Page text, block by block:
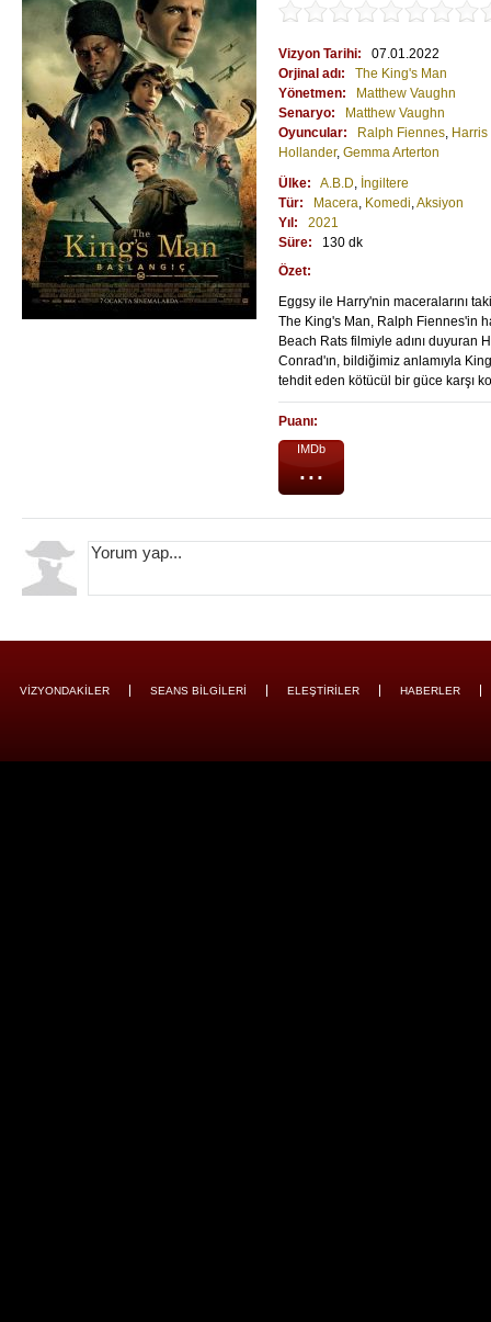
Vizyon Tarihi:
07.01.2022
Orjinal adı:
The King's Man
Yönetmen:
Matthew Vaughn
Senaryo:
Matthew Vaughn
Oyuncular:
Ralph Fiennes,
Hollander, Gemma Arterton
Ülke:
A.B.D, İngiltere
Tür:
Macera, Komedi,Aksiyon
Yıl:
2021
Süre:
130 dk
Özet:
Eggsy ile Harry'nin maceralarını
The King's Man, Ralph Fiennes'in
Beach Rats filmiyle adını duyuran
Conrad'ın, bildiğimiz anlamıyla
tehdit eden kötücül bir güce karşı
Puanı:
IMDb
...
VİZYONDAKİLER SEANS BİLGİLERİ ELEŞTİRİLER HABERLER